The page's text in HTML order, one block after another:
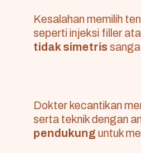
Kesalahan memilih
seperti injeksi filler
tidak simetris
Dokter kecantikan
serta teknik dengan
pendukung untuk